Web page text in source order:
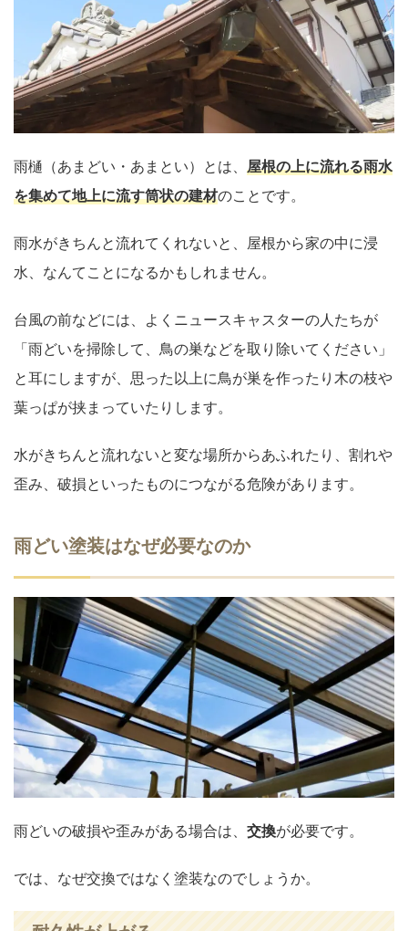
雨樋（あまどい・あまとい）とは、 屋根の上に流れる雨水
を集めて地上に流す筒状の建材のことです。
雨水がきちんと流れてくれないと、屋根から家の中に浸
水、なんてことになるかもしれません。
台風の前などには、よくニュースキャスターの人たちが
「雨どいを掃除して、鳥の巣などを取り除いてください」
と耳にしますが、思った以上に鳥が巣を作ったり木の枝や
葉っぱが挟まっていたりします。
水がきちんと流れないと変な場所からあふれたり、割れや
歪み、破損といったものにつながる危険があります。
雨どい塗装はなぜ必要なのか
雨どいの破損や歪みがある場合は、 交換が必要です。
では、なぜ交換ではなく塗装なのでしょうか。